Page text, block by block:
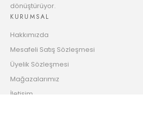
Taksit
dönüştürüyor.
KURUMSAL
Hakkımızda
Mesafeli Satış Sözleşmesi
Üyelik Sözleşmesi
Mağazalarımız
İletişim